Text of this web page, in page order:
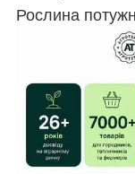
Рослина